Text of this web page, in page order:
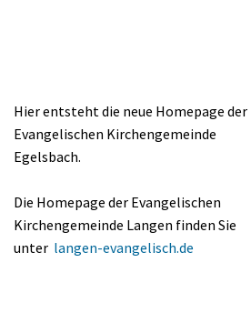
Hier entsteht die neue Homepage der
Evangelischen Kirchengemeinde
Egelsbach.
Die Homepage der Evangelischen
Kirchengemeinde Langen finden Sie
unter langen-evangelisch.de